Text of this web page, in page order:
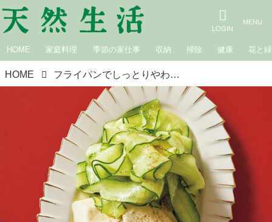
HOME 家庭料理 季節の家仕事 収納 掃除 健康 花と緑
HOME フライパンでしっとりやわらか「蒸し鶏」のつくり方。パサつかず仕上がる少量の“砂糖”を使った調理のコツも／料理研究家・ワタナベマキさん